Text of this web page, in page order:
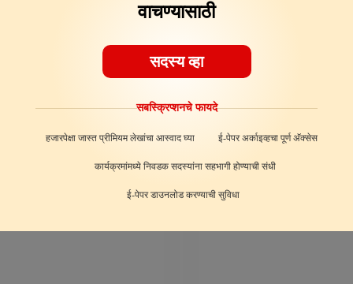
वाचण्यासाठी
सदस्य व्हा
सबस्क्रिप्शनचे फायदे
हजारपेक्षा जास्त प्रीमियम लेखांचा आस्वाद घ्या ई-पेपर अर्काइव्हचा पूर्ण अ‍ॅक्सेस
कार्यक्रमांमध्ये निवडक सदस्यांना सहभागी होण्याची संधी
ई-पेपर डाउनलोड करण्याची सुविधा